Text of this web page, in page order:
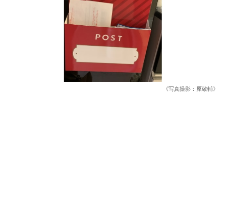
《写真撮影：原敬輔》